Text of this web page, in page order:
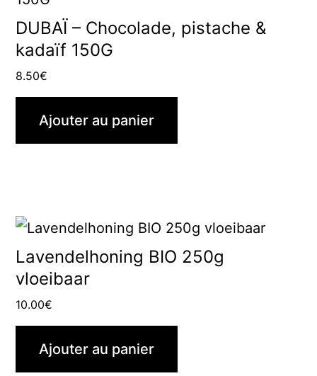
DUBAÏ – Chocolade, pistache &
kadaïf 150G
8.50€
Ajouter au panier
Lavendelhoning BIO 250g
vloeibaar
10.00€
Ajouter au panier